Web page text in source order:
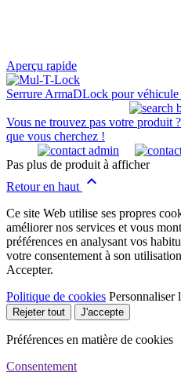
Aperçu rapide
Serrure ArmaDLock pour
Vous ne trouvez pas votre produit
que vous cherchez !
Pas plus de produit à afficher
Retour en haut 
Ce site Web utilise ses propres
améliorer nos services et vous
préférences en analysant vos
votre consentement à son
Accepter.
Politique de cookies Personnaliser
Rejeter tout J'accepte
Préférences en matière de cookies
Consentement